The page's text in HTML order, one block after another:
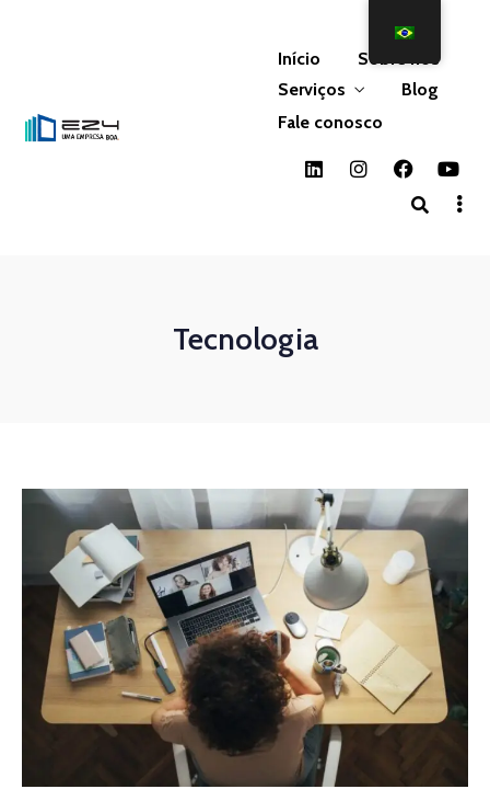
Início
Sobre nós
Serviços
Blog
Fale conosco
Tecnologia